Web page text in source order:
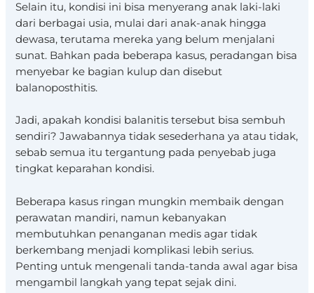
Selain itu, kondisi ini bisa menyerang anak laki-laki
dari berbagai usia, mulai dari anak-anak hingga
dewasa, terutama mereka yang belum menjalani
sunat. Bahkan pada beberapa kasus, peradangan bisa
menyebar ke bagian kulup dan disebut
balanoposthitis.
Jadi, apakah kondisi balanitis tersebut bisa sembuh
sendiri? Jawabannya tidak sesederhana ya atau tidak,
sebab semua itu tergantung pada penyebab juga
tingkat keparahan kondisi.
Beberapa kasus ringan mungkin membaik dengan
perawatan mandiri, namun kebanyakan
membutuhkan penanganan medis agar tidak
berkembang menjadi komplikasi lebih serius.
Penting untuk mengenali tanda-tanda awal agar bisa
mengambil langkah yang tepat sejak dini.